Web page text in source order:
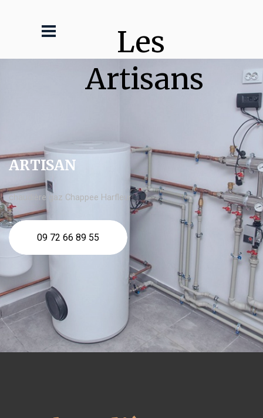
Les
Artisans
ARTISAN
chaudière gaz Chappee Harfleur
09 72 66 89 55